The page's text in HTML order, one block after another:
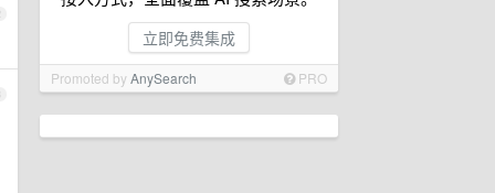
立即免费集成
Promoted byAnySearch PRO